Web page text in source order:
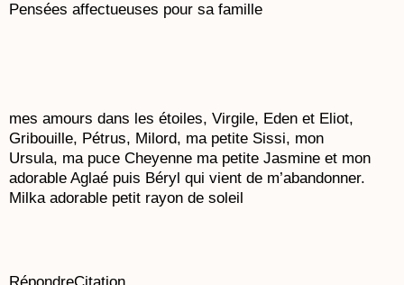
Pensées affectueuses pour sa famille
mes amours dans les étoiles, Virgile, Eden et Eliot,
Gribouille, Pétrus, Milord, ma petite Sissi, mon
Ursula, ma puce Cheyenne ma petite Jasmine et mon
adorable Aglaé puis Béryl qui vient de m’abandonner.
Milka adorable petit rayon de soleil